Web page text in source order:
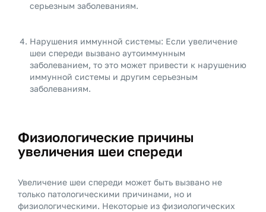
серьезным заболеваниям.
Нарушения иммунной системы: Если увеличение
шеи спереди вызвано аутоиммунным
заболеванием, то это может привести к нарушению
иммунной системы и другим серьезным
заболеваниям.
Физиологические причины
увеличения шеи спереди
Увеличение шеи спереди может быть вызвано не
только патологическими причинами, но и
физиологическими. Некоторые из физиологических